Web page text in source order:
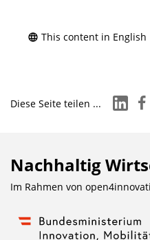
This content in English
Diese Seite teilen ... linkedin
Nachhaltig
Im Rahmen von